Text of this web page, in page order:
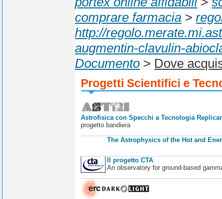
comprare farmacia >
http://
augmentin-clavulin-
Documento > Dove
Progetti Scientifici e
Astrofisica con Specchi a Tecnologia
progetto bandiera
The Astrophysics of the Hot and
Il progetto CTA
An observatory for ground-based